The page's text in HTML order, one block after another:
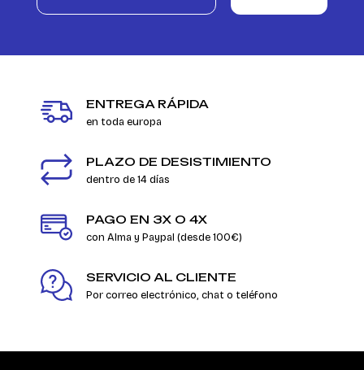
ENTREGA RÁPIDA
en toda europa
PLAZO DE DESISTIMIENTO
dentro de 14 días
PAGO EN 3X O 4X
con Alma y Paypal (desde 100€)
SERVICIO AL CLIENTE
Por correo electrónico, chat o teléfono